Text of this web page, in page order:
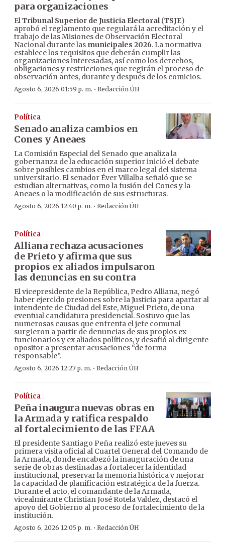
para organizaciones
ElTribunal Superior de Justicia Electoral(TSJE)
aprobó el reglamento que regulará la acreditación y el
trabajo de las Misiones de Observación Electoral
Nacional durante las municipales 2026. La normativa
establece los requisitos que deberán cumplir las
organizaciones interesadas, así como los derechos,
obligaciones y restricciones que regirán el proceso de
observación antes, durante y después de los comicios.
Agosto 6, 2026 01:59 p. m. · Redacción ÚH
Política
Senado analiza cambios en
Cones y Aneaes
La Comisión Especial del Senado que analiza la
gobernanza de la educación superior inició el debate
sobre posibles cambios en el marco legal del sistema
universitario. El senador Éver Villalba señaló que se
estudian alternativas, como la fusión del Cones y la
Aneaes o la modificación de sus estructuras.
Agosto 6, 2026 12:40 p. m. · Redacción ÚH
Política
Alliana rechaza acusaciones
de Prieto y afirma que sus
propios ex aliados impulsaron
las denuncias en su contra
El vicepresidente de la República, Pedro Alliana, negó
haber ejercido presiones sobre la Justicia para apartar al
intendente de Ciudad del Este, Miguel Prieto, de una
eventual candidatura presidencial. Sostuvo que las
numerosas causas que enfrenta el jefe comunal
surgieron a partir de denuncias de sus propios ex
funcionarios y ex aliados políticos, y desafió al dirigente
opositor a presentar acusaciones “de forma
responsable”.
Agosto 6, 2026 12:27 p. m. · Redacción ÚH
Política
Peña inaugura nuevas obras en
la Armada y ratifica respaldo
al fortalecimiento de las FFAA
El presidente Santiago Peña realizó este jueves su
primera visita oficial al Cuartel General del Comando de
la Armada, donde encabezó la inauguración de una
serie de obras destinadas a fortalecer la identidad
institucional, preservar la memoria histórica y mejorar
la capacidad de planificación estratégica de la fuerza.
Durante el acto, el comandante de la Armada,
vicealmirante Christian José Rotela Valdez, destacó el
apoyo del Gobierno al proceso de fortalecimiento de la
institución.
Agosto 6, 2026 12:05 p. m. · Redacción ÚH